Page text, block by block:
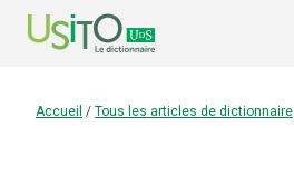
Accueil / Tous les articles de dictionnaire